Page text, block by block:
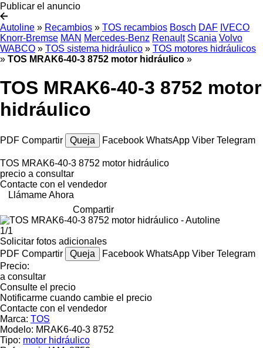
Publicar el anuncio
Autoline » Recambios » TOS recambios Bosch DAF IVECO
Knorr-Bremse MAN Mercedes-Benz Renault Scania Volvo
WABCO » TOS sistema hidráulico » TOS motores hidráulicos
» TOS MRAK6-40-3 8752 motor hidráulico »
TOS MRAK6-40-3 8752 motor
hidráulico
PDF Compartir Queja Facebook WhatsApp Viber Telegram
TOS MRAK6-40-3 8752 motor hidráulico
precio a consultar
Contacte con el vendedor
Llámame Ahora
Compartir
1/1
Solicitar fotos adicionales
PDF Compartir Queja Facebook WhatsApp Viber Telegram
Precio:
a consultar
Consulte el precio
Notificarme cuando cambie el precio
Contacte con el vendedor
Marca: TOS
Modelo: MRAK6-40-3 8752
Tipo: motor hidráulico